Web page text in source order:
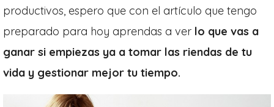
productivos, espero que con el artículo que tengo
preparado para hoy aprendas a ver lo que vas a
ganar si empiezas ya a tomar las riendas de tu
vida y gestionar mejor tu tiempo.